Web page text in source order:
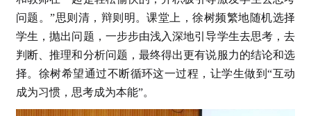
问题。”思则清，辩则明。课堂上，徐树频繁地随机选择
学生，抛出问题，一步步由浅入深地引导学生去思考，去
判断、推理和分析问题，最终得出更有说服力的结论和选
择。徐树希望通过不断循环这一过程，让学生做到“互动
成为习惯，思考成为本能”。